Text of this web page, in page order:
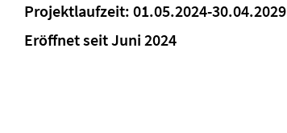
Projektlaufzeit: 01.05.2024-30.04.2029
Eröffnet seit Juni 2024